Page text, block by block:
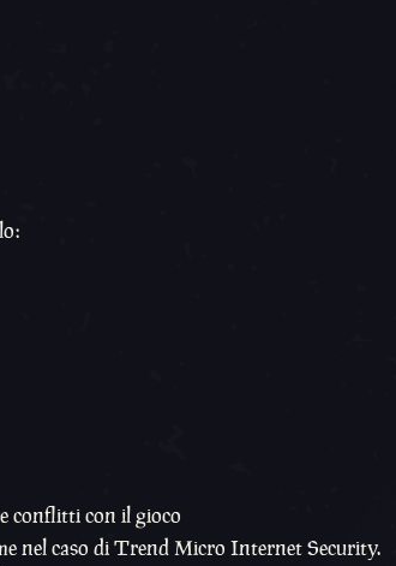
conflitti con il gioco
nel caso di Trend Micro Internet Security.